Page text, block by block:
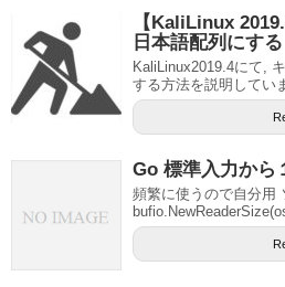
【KaliLinux
日本語配列にする
KaliLinux2019.4にて,
する方法を説明してい
Go 標準入力から
頻繁に使うので自分用